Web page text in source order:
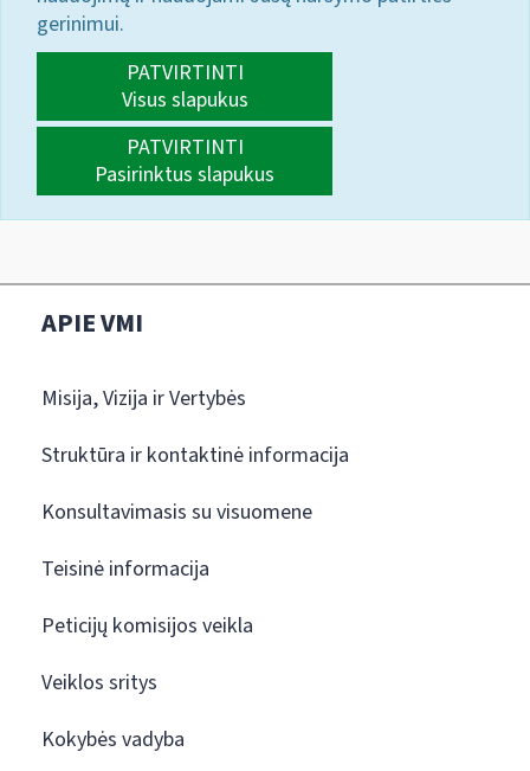
gerinimui.
PATVIRTINTI
Visus slapukus
PATVIRTINTI
Pasirinktus slapukus
APIE VMI
Misija, Vizija ir Vertybės
Struktūra ir kontaktinė informacija
Konsultavimasis su visuomene
Teisinė informacija
Peticijų komisijos veikla
Veiklos sritys
Kokybės vadyba